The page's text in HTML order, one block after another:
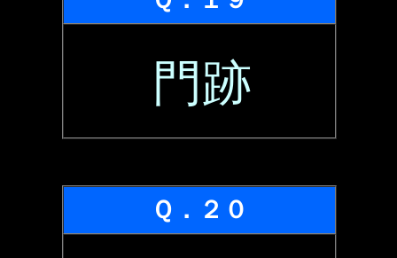
門跡
Ｑ．２０